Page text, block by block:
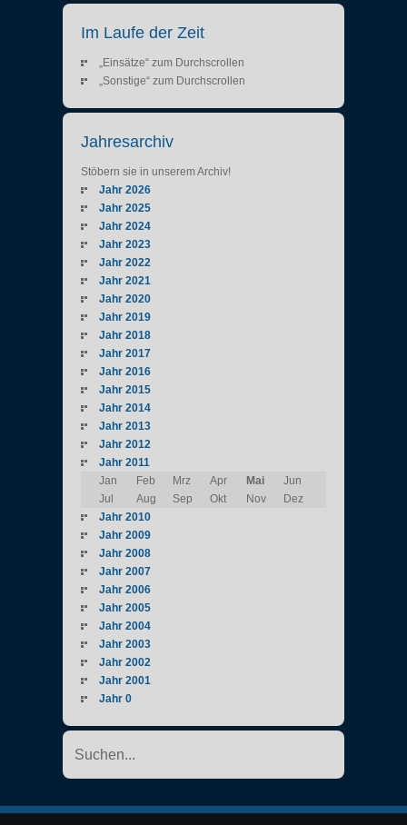
Im Laufe der Zeit
„Einsätze“ zum Durchscrollen
„Sonstige“ zum Durchscrollen
Jahresarchiv
Stöbern sie in unserem Archiv!
Jahr 2026
Jahr 2025
Jahr 2024
Jahr 2023
Jahr 2022
Jahr 2021
Jahr 2020
Jahr 2019
Jahr 2018
Jahr 2017
Jahr 2016
Jahr 2015
Jahr 2014
Jahr 2013
Jahr 2012
Jahr 2011
Jan
Feb Mrz Apr Mai
Jun
Jul
Aug Sep Okt Nov
Dez
Jahr 2010
Jahr 2009
Jahr 2008
Jahr 2007
Jahr 2006
Jahr 2005
Jahr 2004
Jahr 2003
Jahr 2002
Jahr 2001
Jahr 0